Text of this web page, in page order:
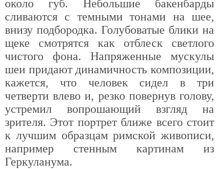
около губ. Небольшие бакенбарды
сливаются с темными тонами на шее,
внизу подбородка. Голубоватые блики на
щеке смотрятся как отблеск светлого
чистого фона. Напряженные мускулы
шеи придают динамичность композиции,
кажется, что человек сидел в три
четверти влево и, резко повернув голову,
устремил вопрошающий взгляд на
зрителя. Этот портрет ближе всего стоит
к лучшим образцам римской живописи,
например стенным картинам из
Геркуланума.